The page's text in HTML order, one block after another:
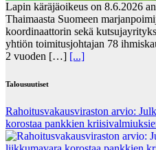
Lapin käräjäoikeus on 8.6.2026
Thaimaasta Suomeen
koordinaattorin sekä
yhtiön toimitusjohtajan 78
2 vuoden […] [...]
Talousuutiset
Rahoitusvakausviraston arvio:
korostaa pankkien